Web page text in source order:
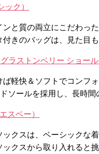
ック）
と質の両立にこだわっ
きのバッグは、見た目
ラストンベリー ショー
軽快＆ソフトでコンフ
ソールを採用し、長時間
スベー）
クスは、ベーシックな
クスから取り入れると挑